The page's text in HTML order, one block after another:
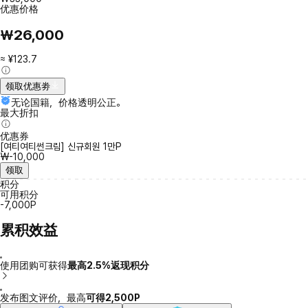
优惠价格
₩26,000
≈ ¥123.7
领取优惠劵
无论国籍，价格透明公正。
最大折扣
优惠券
[여티여티썬크림] 신규회원 1만P
₩-10,000
领取
积分
可用积分
-7,000P
累积效益
使用团购可获得最高2.5%返现积分
发布图文评价，最高可得2,500P